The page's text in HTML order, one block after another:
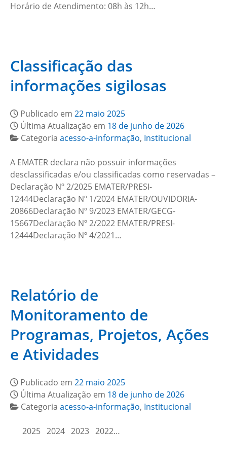
Horário de Atendimento: 08h às 12h…
Classificação das
informações sigilosas
Publicado em 22 maio 2025
Última Atualização em 18 de junho de 2026
Categoria acesso-a-informação, Institucional
A EMATER declara não possuir informações
desclassificadas e/ou classificadas como reservadas –
Declaração Nº 2/2025 EMATER/PRESI-
12444Declaração Nº 1/2024 EMATER/OUVIDORIA-
20866Declaração Nº 9/2023 EMATER/GECG-
15667Declaração Nº 2/2022 EMATER/PRESI-
12444Declaração Nº 4/2021…
Relatório de
Monitoramento de
Programas, Projetos, Ações
e Atividades
Publicado em 22 maio 2025
Última Atualização em 18 de junho de 2026
Categoria acesso-a-informação, Institucional
2025 2024 2023 2022…